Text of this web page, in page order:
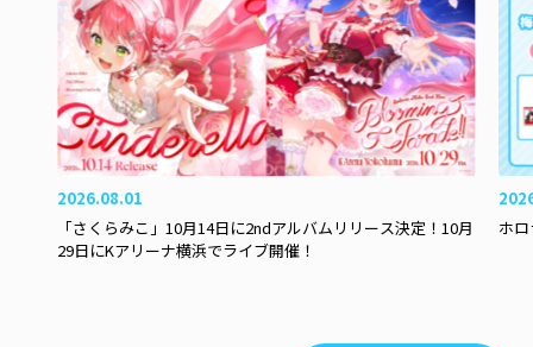
2026.08.01
「さくらみこ」10月14日に2ndアルバムリリース決定！10月
29日にKアリーナ横浜でライブ開催！
ホ